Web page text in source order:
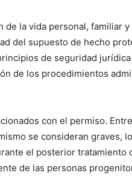
la vida personal, familiar
del supuesto de hecho
de seguridad
de los procedimientos
con el permiso.
se consideran graves,
el posterior
de las personas